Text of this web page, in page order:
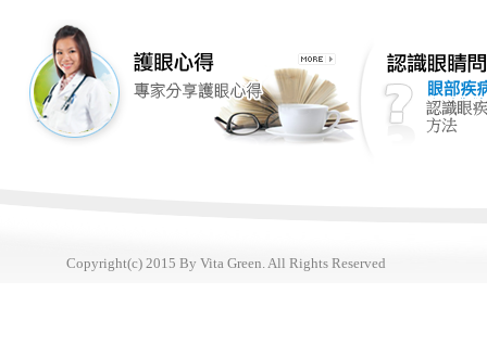
Copyright(c) 2015 By Vita Green. All Rights Reserved